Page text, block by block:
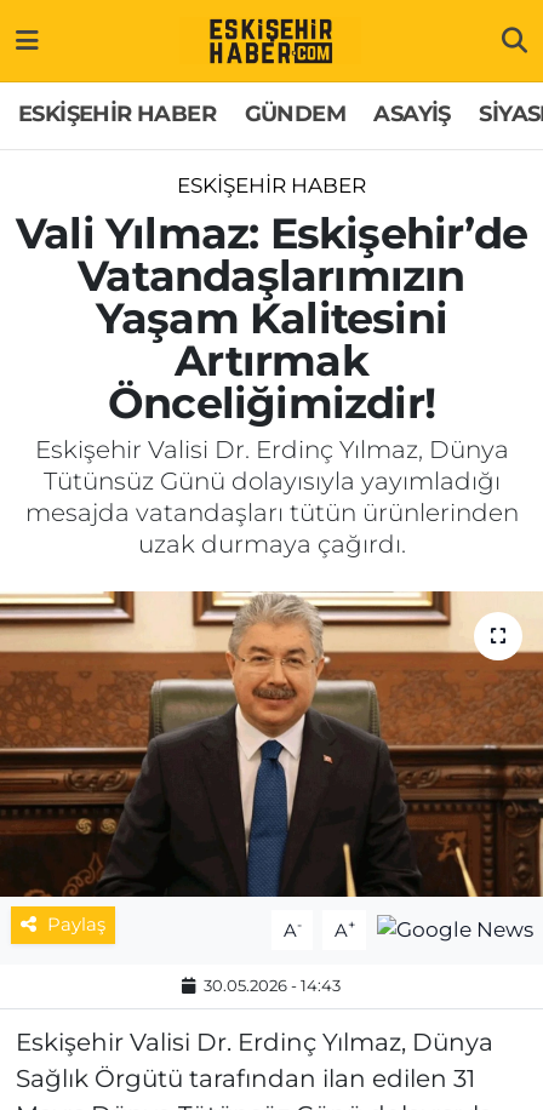
ESKİŞEHİR HABER GÜNDEM ASAYİŞ
ESKİŞEHİR HABER
Vali Yılmaz: Eskişehir’de
Vatandaşlarımızın
Yaşam Kalitesini
Artırmak
Önceliğimizdir!
Eskişehir Valisi Dr. Erdinç Yılmaz, Dünya
Tütünsüz Günü dolayısıyla yayımladığı
mesajda vatandaşları tütün ürünlerinden
uzak durmaya çağırdı.
Paylaş A- A+
30.05.2026 - 14:43
Eskişehir Valisi Dr. Erdinç Yılmaz, Dünya
Sağlık Örgütü tarafından ilan edilen 31
GÜNDEM
ASAYİŞ
SİYASET
EKONOMİ
SAĞLIK
EĞİTİM
SPOR
MAGAZİN
ESKİŞEHİRSPOR
Hakkımızda
İletişim
Künye
Odunpazarı Trafik Yoğunluk Haritası
Süper Lig Puan Durumu ve Fikstür
Tüm Manşetler
Son Dakika Haberleri
Haber Arşivi